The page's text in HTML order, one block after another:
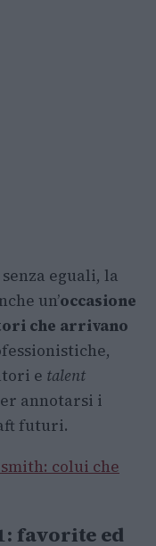
eguali, la
un’occasione
che arrivano
e talent
annotarsi i
futuri.
colui che
favorite ed